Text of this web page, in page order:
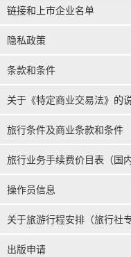
链接和上市企业名单
隐私政策
条款和条件
关于《特定商业交易法》的
旅行条件及商业条款和条件
旅行业务手续费价目表（国内
操作员信息
关于旅游行程安排（旅行社专
出版申请